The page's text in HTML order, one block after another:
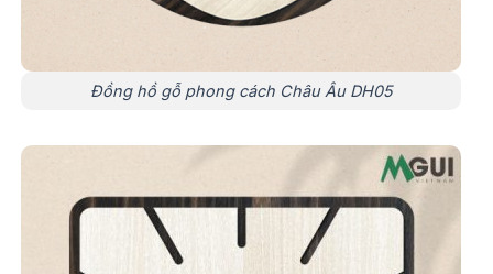
Đồng hồ gỗ phong cách Châu Âu DH05